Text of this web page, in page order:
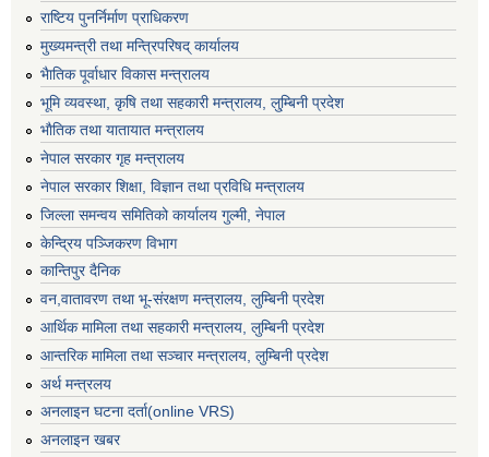
राष्टिय पुनर्निर्माण प्राधिकरण
मुख्यमन्त्री तथा मन्त्रिपरिषद् कार्यालय
भैातिक पूर्वाधार विकास मन्त्रालय
भूमि व्यवस्था, कृषि तथा सहकारी मन्त्रालय, लु्म्बिनी प्रदेश
भाैतिक तथा यातायात मन्त्रालय
नेपाल सरकार गृह मन्त्रालय
नेपाल सरकार शिक्षा, विज्ञान तथा प्रविधि मन्त्रालय
जिल्ला समन्वय समितिको कार्यालय गुल्मी, नेपाल
केन्द्रिय पञ्जिकरण विभाग
कान्तिपुर दैनिक
वन,वातावरण तथा भू-संरक्षण मन्त्रालय, लुम्बिनी प्रदेश
आर्थिक मामिला तथा सहकारी मन्त्रालय, लुम्बिनी प्रदेश
आन्तरिक मामिला तथा सञ्चार मन्त्रालय, लुम्बिनी प्रदेश
अर्थ मन्त्रलय
अनलाइन घटना दर्ता(online VRS)
अनलाइन खबर